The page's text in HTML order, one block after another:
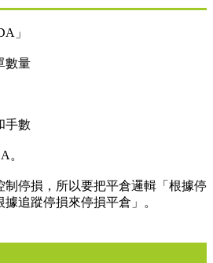
」
數量
手數
。
制停損，所以要把平倉邏輯「根據停
追蹤停損來停損平倉」。